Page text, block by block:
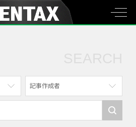
記事作成者
すべて
写真家